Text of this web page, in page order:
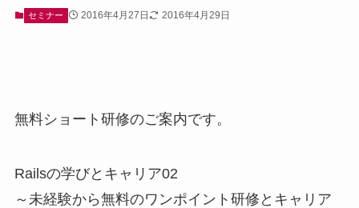
セミナー 2016年4月27日 2016年4月29日
無料ショート研修のご案内です。
Railsの学びとキャリア02
～未経験から無料のワンポイント研修とキャリア